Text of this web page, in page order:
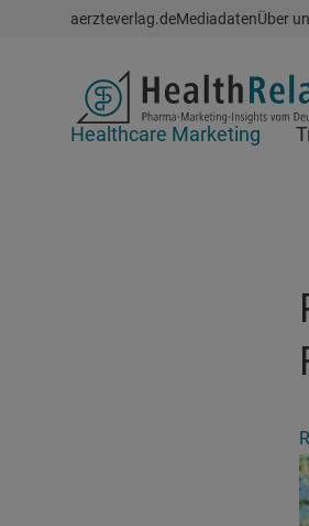
Schnellzugriff
aerzteverlag.deMediadatenÜber
Header
Healthcare Marketing